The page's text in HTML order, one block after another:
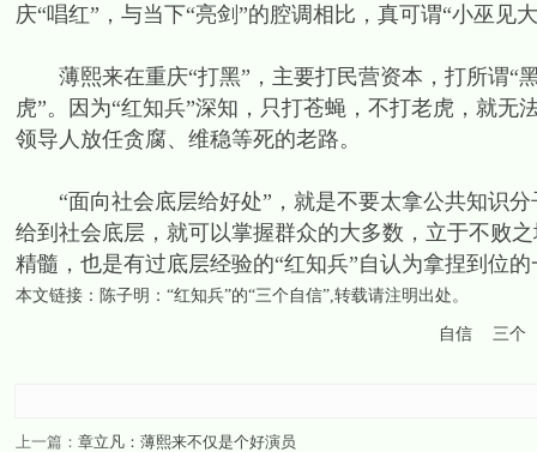
庆“唱红”，与当下“亮剑”的腔调相比，真可谓“小巫见
薄熙来在重庆“打黑”，主要打民营资本，打所谓“黑
虎”。因为“红知兵”深知，只打苍蝇，不打老虎，就
领导人放任贪腐、维稳等死的老路。
“面向社会底层给好处”，就是不要太拿公共知识分
给到社会底层，就可以掌握群众的大多数，立于不败
精髓，也是有过底层经验的“红知兵”自认为拿捏到位
本文链接： 陈子明：“红知兵”的“三个自信”,转载请注明出处。
自信 三个
上一篇： 章立凡：薄熙来不仅是个好演员